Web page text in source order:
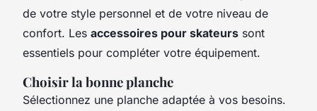
de votre style personnel et de votre niveau de
confort. Les accessoires pour skateurs sont
essentiels pour compléter votre équipement.
Choisir la bonne planche
Sélectionnez une planche adaptée à vos besoins.